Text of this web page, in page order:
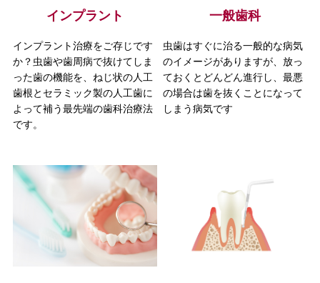
インプラント
インプラント治療をご存じです
か？虫歯や歯周病で抜けてしま
った歯の機能を、ねじ状の人工
歯根とセラミック製の人工歯に
よって補う最先端の歯科治療法
です。
一般歯科
虫歯はすぐに治る一般的な病気
のイメージがありますが、放っ
ておくとどんどん進行し、最悪
の場合は歯を抜くことになって
しまう病気です